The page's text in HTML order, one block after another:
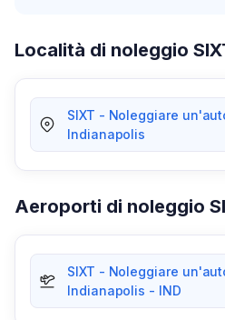
Località di noleggio
SIXT - Noleggiare
Indianapolis
Aeroporti di noleggio
SIXT - Noleggiare
Indianapolis - IND